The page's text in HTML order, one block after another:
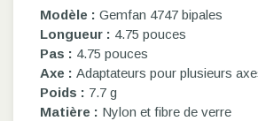
Modèle : Gemfan 4747 bipales
Longueur : 4.75 pouces
Pas : 4.75 pouces
Axe : Adaptateurs pour plusieurs
Poids : 7.7 g
Matière : Nylon et fibre de verre